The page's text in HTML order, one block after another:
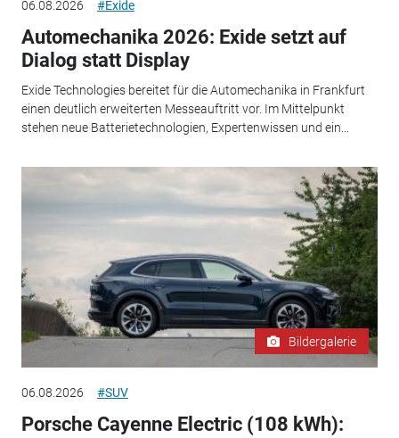
06.08.2026 #Exide
Automechanika 2026: Exide setzt auf
Dialog statt Display
Exide Technologies bereitet für die Automechanika in Frankfurt
einen deutlich erweiterten Messeauftritt vor. Im Mittelpunkt
stehen neue Batterietechnologien, Expertenwissen und ein...
Bildergalerie
06.08.2026 #SUV
Porsche Cayenne Electric (108 kWh):